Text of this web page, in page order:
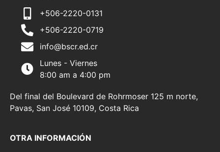
+506-2220-0131
+506-2220-0719
info@bscr.ed.cr
Lunes - Viernes
8:00 am a 4:00 pm
Del final del Boulevard de Rohrmoser 125 m norte,
Pavas, San José 10109, Costa Rica
OTRA INFORMACIÓN